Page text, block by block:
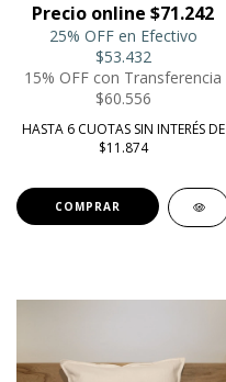
Precio online $71.242
25% OFF en Efectivo
$53.432
15% OFF con Transferencia
$60.556
HASTA 6 CUOTAS SIN INTERÉS DE
$11.874
COMPRAR